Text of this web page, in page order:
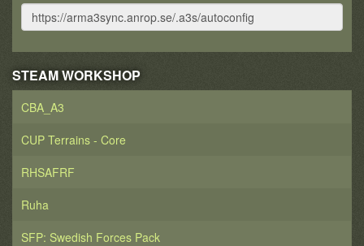
STEAM WORKSHOP
CBA_A3
CUP Terrains - Core
RHSAFRF
Ruha
SFP: Swedish Forces Pack